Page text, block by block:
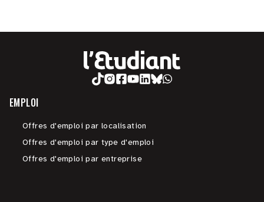
EMPLOI
Offres d'emploi par localisation
Offres d'emploi par type d'emploi
Offres d'emploi par entreprise